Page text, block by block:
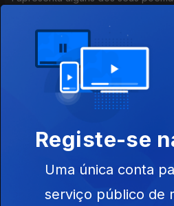
Cesariny 100 - "OUTRA
09 ago. 2023
No dia em que Mário Cesariny
1 apresenta alguns dos seus
Cesariny 100 -
VERDE"
Registe-se
Uma única conta
serviço público de